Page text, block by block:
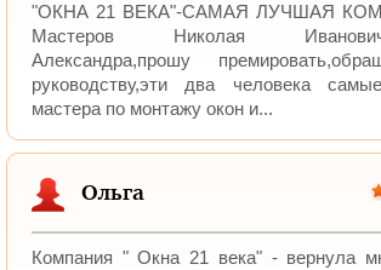
"ОКНА 21 ВЕКА"-САМАЯ ЛУЧШАЯ
Мастеров Николая
Александра,прошу
руководству,эти два человека
мастера по монтажу окон и...
Ольга
Компания " Окна 21 века" - вернула